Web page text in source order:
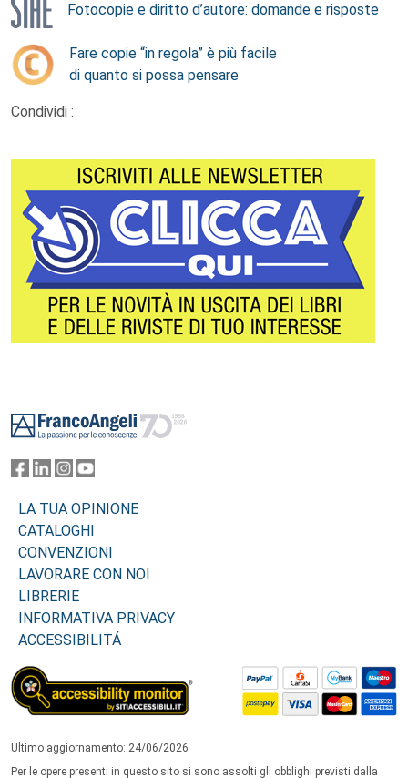
Fotocopie e diritto d’autore: domande e risposte
Fare copie “in regola” è più facile
di quanto si possa pensare
Condividi :
LA TUA OPINIONE
CATALOGHI
CONVENZIONI
LAVORARE CON NOI
LIBRERIE
INFORMATIVA PRIVACY
ACCESSIBILITÁ
Ultimo aggiornamento: 24/06/2026
Per le opere presenti in questo sito si sono assolti gli obblighi previsti dalla